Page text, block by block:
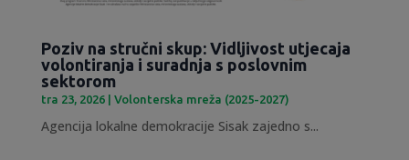
Poziv na stručni skup: Vidljivost utjecaja
volontiranja i suradnja s poslovnim
sektorom
tra 23, 2026| Volonterska mreža (2025-2027)
Agencija lokalne demokracije Sisak zajedno s...